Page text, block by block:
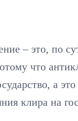
– это, по
что
а это
клира на